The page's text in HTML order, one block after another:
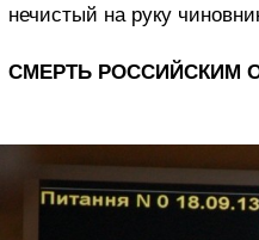
нечистый на руку
СМЕРТЬ РОССИЙСКИМ